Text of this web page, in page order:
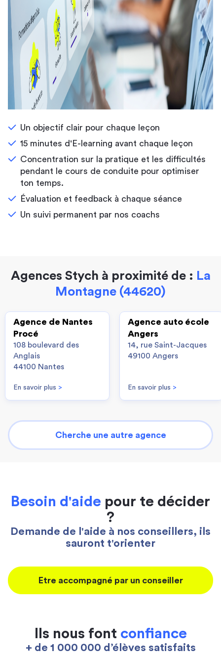
Un objectif clair pour chaque leçon
15 minutes d'E-learning avant chaque leçon
Concentration sur la pratique et les difficultés
pendant le cours de conduite pour optimiser
ton temps.
Évaluation et feedback à chaque séance
Un suivi permanent par nos coachs
Agences Stych à proximité de : La
Montagne (44620)
Agence de Nantes
Procé
108 boulevard des
Anglais
44100 Nantes
En savoir plus >
Agence auto école
Angers
14, rue Saint-Jacques
49100 Angers
En savoir plus >
Cherche une autre agence
Besoin d'aide pour te décider
?
Demande de l'aide à nos conseillers, ils
sauront t'orienter
Etre accompagné par un conseiller
Ils nous font confiance
+ de 1 000 000 d’élèves satisfaits